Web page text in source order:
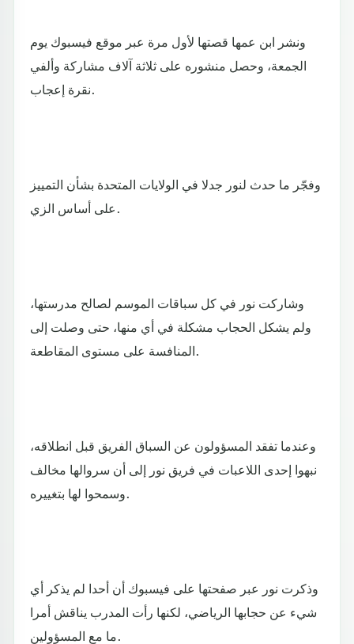
ونشر ابن عمها قصتها لأول مرة عبر موقع فيسبوك يوم
الجمعة، وحصل منشوره على ثلاثة آلاف مشاركة وألفي
نقرة إعجاب.
وفجّر ما حدث لنور جدلا في الولايات المتحدة بشأن التمييز
على أساس الزي.
وشاركت نور في كل سباقات الموسم لصالح مدرستها،
ولم يشكل الحجاب مشكلة في أي منها، حتى وصلت إلى
المنافسة على مستوى المقاطعة.
وعندما تفقد المسؤولون عن السباق الفريق قبل انطلاقه،
نبهوا إحدى اللاعبات في فريق نور إلى أن سروالها مخالف
وسمحوا لها بتغييره.
وذكرت نور عبر صفحتها على فيسبوك أن أحدا لم يذكر أي
شيء عن حجابها الرياضي، لكنها رأت المدرب يناقش أمرا
ما مع المسؤولين.